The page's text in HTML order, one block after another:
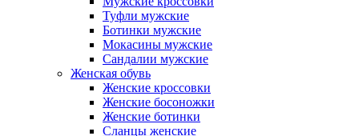
Туфли мужские
Ботинки мужские
Мокасины мужские
Сандалии мужские
Женская обувь
Женские кроссовки
Женские босоножки
Женские ботинки
Сланцы женские